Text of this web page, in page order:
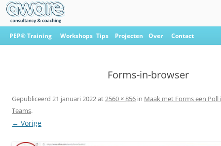
Ga
naar
PEP® Training Workshops Tips Projecten Over Contact
Forms-in-browser
Gepubliceerd 21 januari 2022at 2560 × 856 in Maak met Forms een
Teams.
← Vorige